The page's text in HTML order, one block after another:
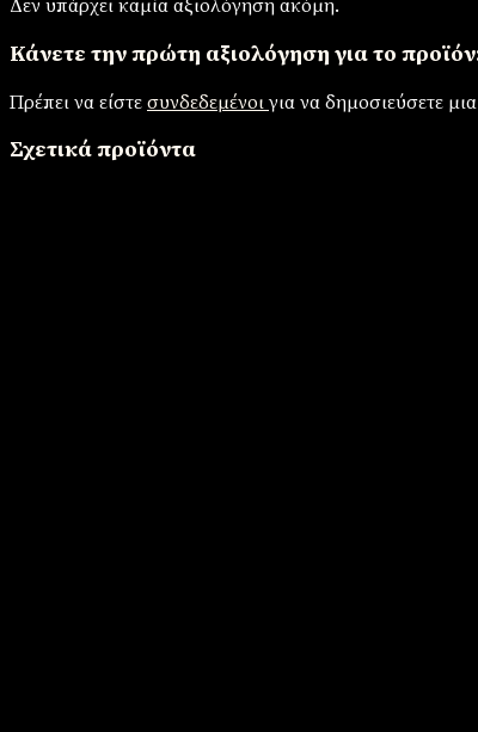
Δεν υπάρχει καμία αξιολόγηση ακόμη.
Κάνετε την πρώτη αξιολόγηση για το
Πρέπει να είστε συνδεδεμένοιγια να δημοσιεύσετε
Σχετικά προϊόντα